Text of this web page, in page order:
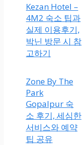
Kezan Hotel –
4M2 숙소 팁과
실제 이용후기,
박닌 방문 시 참
고하기
Zone By The
Park
Gopalpur 숙
소 후기, 세심한
서비스와 예약
팁 공유